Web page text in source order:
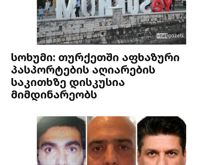
სოხუმი: თურქეთში აფხაზური
პასპორტების აღიარების
საკითხზე დისკუსია
მიმდინარეობს